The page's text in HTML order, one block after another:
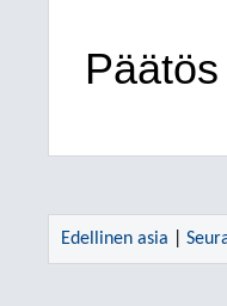
Päätös
Edellinen asia